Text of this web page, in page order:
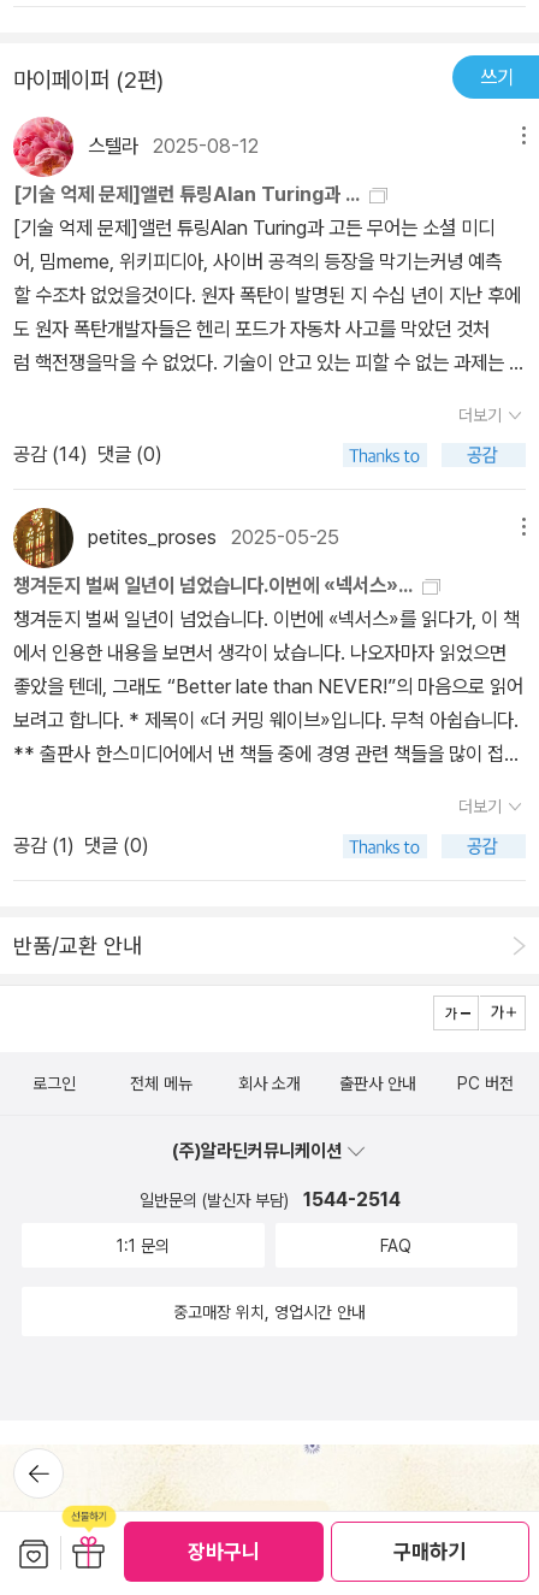
장바구니 구매하기
대변해 주는 것 같다. '이 책을 읽다가 잠시 멈춰 생각에 잠기게 된다.
에 휩싸일 것이다. 익숙한 것 대부분이 곧 바뀔 것이라는 사실을 깨닫
게 되는 순간 두려움을 느끼게 되는 것은 당연하다. 변화의 물결이 곧
닥칠 것이라는 것이 미래에 대한 예보다.' 이 말대로 나는 얼마간의 충
격과 두려움의 시간을 보냈고, 그 결과 수많은 책들이 점지해온 한 가
지 일관된 주장, 즉 말 그대로 거대한 혼돈과 파괴의 시기가 도래하리
라는 주장을 마침내 진지하게 받아들이게 되었다. ​유발 하라리의 <호
모 데우스>를 읽었을 때만큼의 커다란 충격과 앎의 기쁨을 느끼진 못
했다. 그러나 이 책은 평소 내가 품고 있던 몇몇 사고의 씨앗들 ─ 예
를 들어 국민국가의 몰락과 세계 3차 대전에 버금가는 파편화 및 전
아직까진 '상상의 나래'의 영역에만 머물고 있던 생각들 ─ 을 '현실화
가능'한 영역으로 끌고 들어와버렸다는 점에서 그 의미는 거대하다.
평소 나는 저러한 파멸적 가능성에 대한 아이디어를 곳곳에서 머리속
에 주워 담으면서도, 한켠으론 설마 진짜로 그런 일이 일어나진 않을
거라고 믿곤 했다. 저러한 주장들은 사람들을 흥분시키고 이목을 끌
기 위해 의도적으로 과장된 것에 불과하며, 그런 정치적 선전에 현혹
되는 건 어리석은 일이라는 생각이 내 머리속 한켠에 자리해 있었다.
우리 세대에 넓게 퍼져 있는 '냉소주의' 혹은 저자가 이 책에서 꾸준히
지적하는 '비관주의적 회피'에 나도 젖어 있었던 것이다. 하지만 이 책
은 나의 그러한 자아도피를 버릴 수밖에 없게 만들었다. 최첨단 기술
연구 분야의 선단에 서 있으면서도 기술에 대해 중립적인 시선을 유
해야 하는 것'으로 뒤바꿔버렸다. ​과거 나는 현대인들의 혼돈과 방황
처음 써 봤을 때의 충격과 Stable Diffusion의 미친 듯한 발전 속도
는 분명 나의 상상을 초월한 무언가였다. 특히 AI 일러스트레이팅 기
술은 너무나도 끔찍하게 훌륭해서 온 세상의 모든 일러스트레이터가
거듭하면 할수록 저런 건 고민할 문제거리가 아니었다. 저런 건 신경
때문이었다. ​내가 가장 걱정했던 것은 단순히 일자리가 사라지고, 정
부 권력이 약해지고, 양극화가 극심해지는 것 이상의 무언가였다. 그
못되었다'라고 말할 수 있는 그 사상적 기반의 붕괴와 재창조 말이다. ​
사회의 통념, 즉 창작물에는 창작자 고유의 소유권이 작용한다는 일
이팅 커뮤니티에선 다른 일러스트레이터들의 그림체로 학습한 생성
형 AI를 이용해 베이스를 만들고 일부 수정만 가하는 식의 작업들이
실제 기업 측면에서 성행하고 있다는 우려의 목소리가 나오고 있다.
이런 뒤틀림은 결국 창작자의 권리에 대한 근본적인 의문으로 귀결될
마이페이퍼 (2편) 쓰기
스텔라 2025-08-12
[기술 억제 문제]앨런 튜링Alan Turing과 ...
[기술 억제 문제]앨런 튜링Alan Turing과 고든 무어는 소셜 미디
어, 밈meme, 위키피디아, 사이버 공격의 등장을 막기는커녕 예측
할 수조차 없었을것이다. 원자 폭탄이 발명된 지 수십 년이 지난 후에
도 원자 폭탄개발자들은 헨리 포드가 자동차 사고를 막았던 것처
럼 핵전쟁을막을 수 없었다. 기술이 안고 있는 피할 수 없는 과제는 발
더보기
공감 (14) 댓글 (0)
petites_proses 2025-05-25
챙겨둔지 벌써 일년이 넘었습니다.이번에 «넥서스»...
챙겨둔지 벌써 일년이 넘었습니다. 이번에 «넥서스»를 읽다가, 이 책
에서 인용한 내용을 보면서 생각이 났습니다. 나오자마자 읽었으면
좋았을 텐데, 그래도 “Better late than NEVER!”의 마음으로 읽어
보려고 합니다. * 제목이 «더 커밍 웨이브»입니다. 무척 아쉽습니다.
** 출판사 한스미디어에서 낸 책들 중에 경영 관련 책들을 많이 접했
주 페이지가 적다는 것입니다. 대략 내용을 훑어보니 저자가 꽤 공을
들여서 저술한 책인데 각주가 적지 않겠다고 생각했습니다. 비밀은
각주의 글씨가 매우 작게 되어 있었어요. 왜 이렇게 편집을 했을까
하지 않고 각주를 제 크기로 인쇄하는 게 낫지 않을까요? 모든 책의
더보기
공감 (1) 댓글 (0)
반품/교환 안내
뒤로가
기
로그인 전체 메뉴 회사 소개 출판사 안내 PC 버전
(주)알라딘커뮤니케이션
일반문의 (발신자 부담) 1544-2514
1:1 문의 FAQ
중고매장 위치, 영업시간 안내